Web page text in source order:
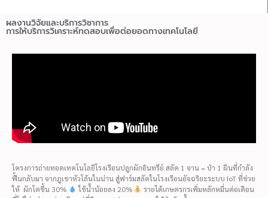
ผลงานวิจัยและบริการวิชาการ
การให้บริการวิเคราะห์ทดสอบเพื่อต่อยอดทางเทคโนโลยี
โครงการถ่ายทอดเทคโนโลยีโรงเรือนปลูกผักอินทรีย์ สลัด 1 จาน = ป่า 1 ผืนที่กำลัง
ฟื้นกลับมา จากภูเขาหัวโล้นในน่าน สู่ฟาร์มสลัดในโรงเรือนอัจฉริยะระบบ IoT ที่ช่วย
ให้ ผักโตขึ้น 30%
ใช้น้ำน้อยลง 20%
รายได้เกษตรกรเพิ่มหลักหมื่นต่อเดือน